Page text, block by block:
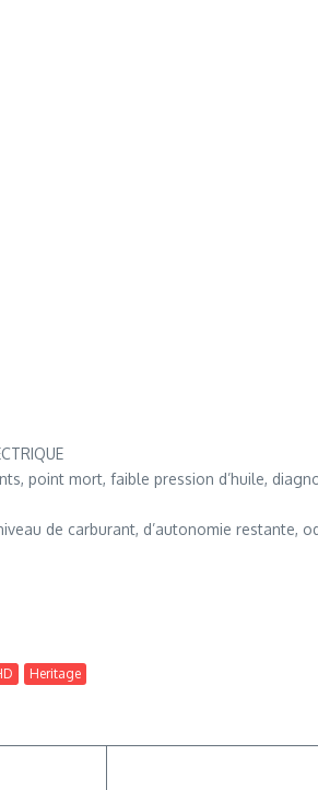
point mort, faible pression d’huile,
de carburant, d’autonomie
Heritage